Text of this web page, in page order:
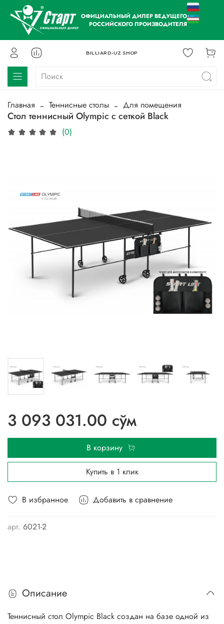
ОФИЦИАЛЬНЫЙ ДИЛЕР ВЕДУЩЕГО
РОССИЙСКОГО ПРОИЗВОДИТЕЛЯ
BILLIARD-UZ.SHOP
Главная Теннисные столы Для помещения
Стол теннисный Olympic с сеткой Black
(0)
В избранное Добавить в сравнение
арт. 6021-2
3 093 031.00 сўм
В корзину
Купить в 1 клик
Описание
Теннисный стол Olympic Black создан на базе одной из